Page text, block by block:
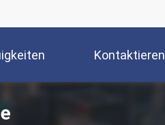
Kontaktieren